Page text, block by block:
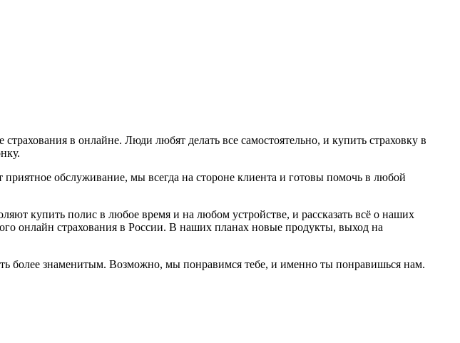
в онлайне. Люди любят делать все самостоятельно, и купить страховку в
обслуживание, мы всегда на стороне клиента и готовы помочь в любой
купить полис в любое время и на любом устройстве, и рассказать всё о наших
онлайн страхования в России. В наших планах новые продукты, выход на
более знаменитым. Возможно, мы понравимся тебе, и именно ты понравишься нам.